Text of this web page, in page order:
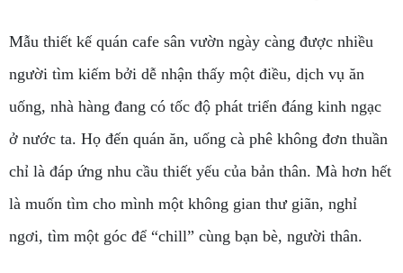
Mẫu thiết kế quán cafe sân vườn ngày càng được nhiều
người tìm kiếm bởi dễ nhận thấy một điều, dịch vụ ăn
uống, nhà hàng đang có tốc độ phát triển đáng kinh ngạc
ở nước ta. Họ đến quán ăn, uống cà phê không đơn thuần
chỉ là đáp ứng nhu cầu thiết yếu của bản thân. Mà hơn hết
là muốn tìm cho mình một không gian thư giãn, nghỉ
ngơi, tìm một góc để “chill” cùng bạn bè, người thân.